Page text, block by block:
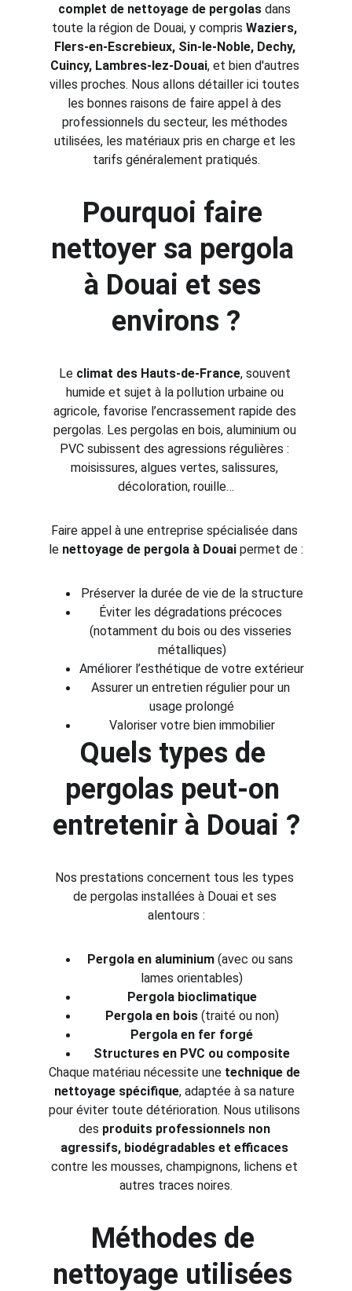
complet de nettoyage de pergolas dans
toute la région de Douai, y compris Waziers,
Flers-en-Escrebieux, Sin-le-Noble, Dechy,
Cuincy, Lambres-lez-Douai, et bien d'autres
villes proches. Nous allons détailler ici toutes
les bonnes raisons de faire appel à des
professionnels du secteur, les méthodes
utilisées, les matériaux pris en charge et les
tarifs généralement pratiqués.
Pourquoi faire
nettoyer sa pergola
à Douai et ses
environs ?
Le climat des Hauts-de-France, souvent
humide et sujet à la pollution urbaine ou
agricole, favorise l’encrassement rapide des
pergolas. Les pergolas en bois, aluminium ou
PVC subissent des agressions régulières :
moisissures, algues vertes, salissures,
décoloration, rouille…
Faire appel à une entreprise spécialisée dans
le nettoyage de pergola à Douai permet de :
Préserver la durée de vie de la structure
Éviter les dégradations précoces
(notamment du bois ou des visseries
métalliques)
Améliorer l’esthétique de votre extérieur
Assurer un entretien régulier pour un
usage prolongé
Valoriser votre bien immobilier
Quels types de
pergolas peut-on
entretenir à Douai ?
Nos prestations concernent tous les types
de pergolas installées à Douai et ses
alentours :
Pergola en aluminium (avec ou sans
lames orientables)
Pergola bioclimatique
Pergola en bois (traité ou non)
Pergola en fer forgé
Structures en PVC ou composite
Chaque matériau nécessite une technique de
nettoyage spécifique, adaptée à sa nature
pour éviter toute détérioration. Nous utilisons
des produits professionnels non
agressifs, biodégradables et efficaces
contre les mousses, champignons, lichens et
autres traces noires.
Méthodes de
nettoyage utilisées